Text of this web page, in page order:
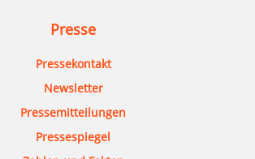
Presse
Pressekontakt
Newsletter
Pressemitteilungen
Pressespiegel